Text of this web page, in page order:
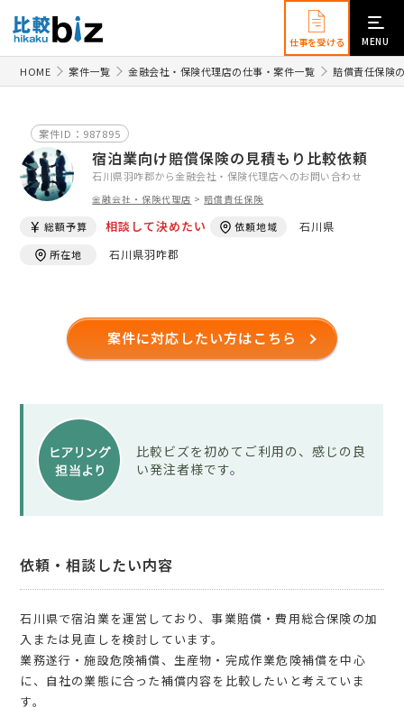
仕事を受ける MENU
HOME 案件一覧 金融会社・保険代理店の仕事・案件一覧 賠償責任保険
案件ID：987895
宿泊業向け賠償保険の見積もり比較依頼
石川県羽咋郡から金融会社・保険代理店へのお問い合わせ
金融会社・保険代理店 > 賠償責任保険
総額予算 相談して決めたい 依頼地域 石川県
所在地 石川県羽咋郡
案件に対応したい方はこちら
比較ビズを初めてご利用の、感じの良
い発注者様です。
依頼・相談したい内容
石川県で宿泊業を運営しており、事業賠償・費用総合保険の加
入または見直しを検討しています。
業務遂行・施設危険補償、生産物・完成作業危険補償を中心
に、自社の業態に合った補償内容を比較したいと考えていま
す。